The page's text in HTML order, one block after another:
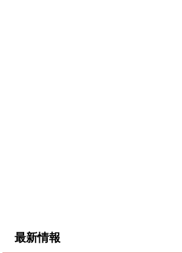
最新情報